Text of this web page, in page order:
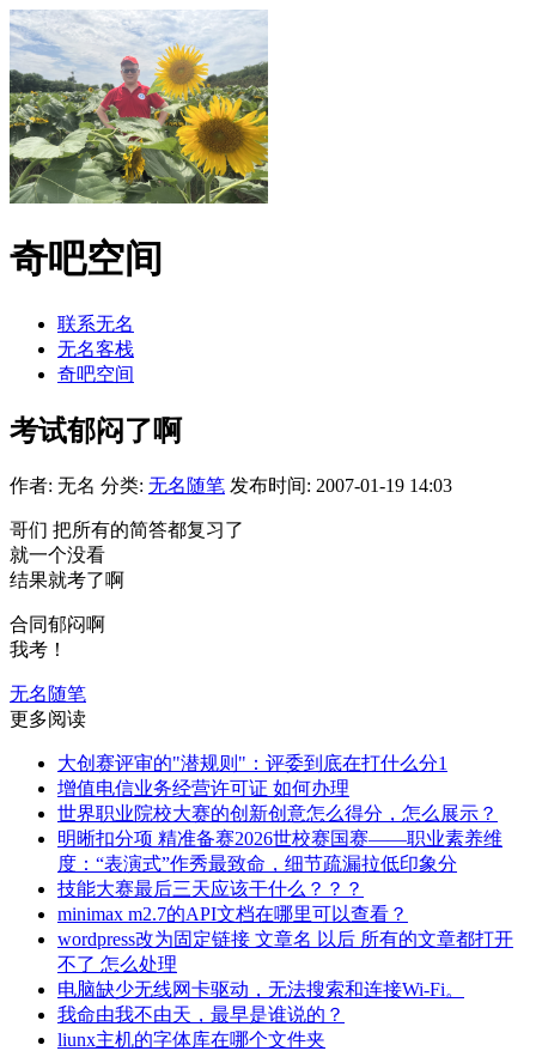
奇吧空间
联系无名
无名客栈
奇吧空间
考试郁闷了啊
作者: 无名 分类: 无名随笔 发布时间: 2007-01-19 14:03
哥们 把所有的简答都复习了
就一个没看
结果就考了啊
合同郁闷啊
我考！
无名随笔
更多阅读
大创赛评审的"潜规则"：评委到底在打什么分1
增值电信业务经营许可证 如何办理
世界职业院校大赛的创新创意怎么得分，怎么展示？
明晰扣分项 精准备赛2026世校赛国赛——职业素养维
度：“表演式”作秀最致命，细节疏漏拉低印象分
技能大赛最后三天应该干什么？？？
minimax m2.7的API文档在哪里可以查看？
wordpress改为固定链接 文章名 以后 所有的文章都打开
不了 怎么处理
电脑缺少无线网卡驱动，无法搜索和连接Wi-Fi。
我命由我不由天，最早是谁说的？
liunx主机的字体库在哪个文件夹